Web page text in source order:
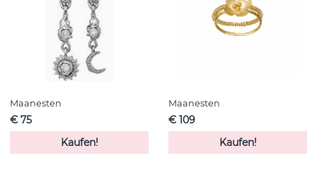
Maanesten
€ 75
Kaufen!
Maanesten
€ 109
Kaufen!